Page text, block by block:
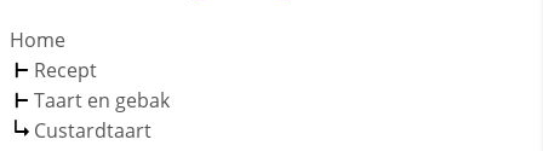
Home
Recept
Taart en gebak
Custardtaart